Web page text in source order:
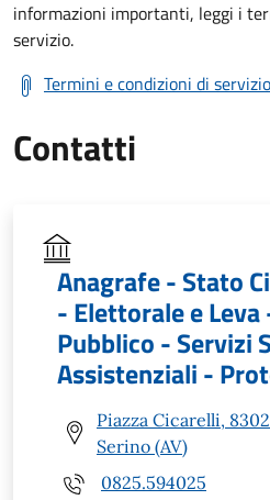
informazioni importanti, leggi i
servizio.
Termini e condizioni di servizio
Contatti
Anagrafe - Stato
- Elettorale e
Pubblico - Servizi
Assistenziali -
Piazza Cicarelli,
Serino (AV)
0825.594025